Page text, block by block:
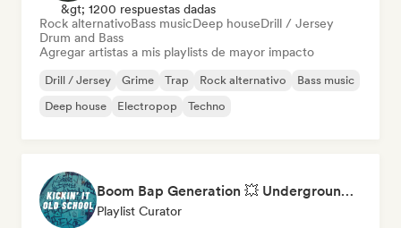
&gt; 1200 respuestas dadas
Rock alternativoBass musicDeep houseDrill / Jersey
Drum and Bass
Agregar artistas a mis playlists de mayor impacto
Drill / Jersey Grime Trap Rock alternativo
Bass music
Deep house
Electropop Techno
Boom Bap Generation 💥 Underground Hip-Hop, East Coast & Jazz Rap
Playlist Curator